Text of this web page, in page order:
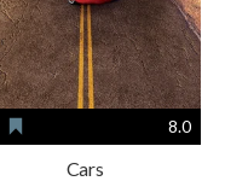
8.0
Cars